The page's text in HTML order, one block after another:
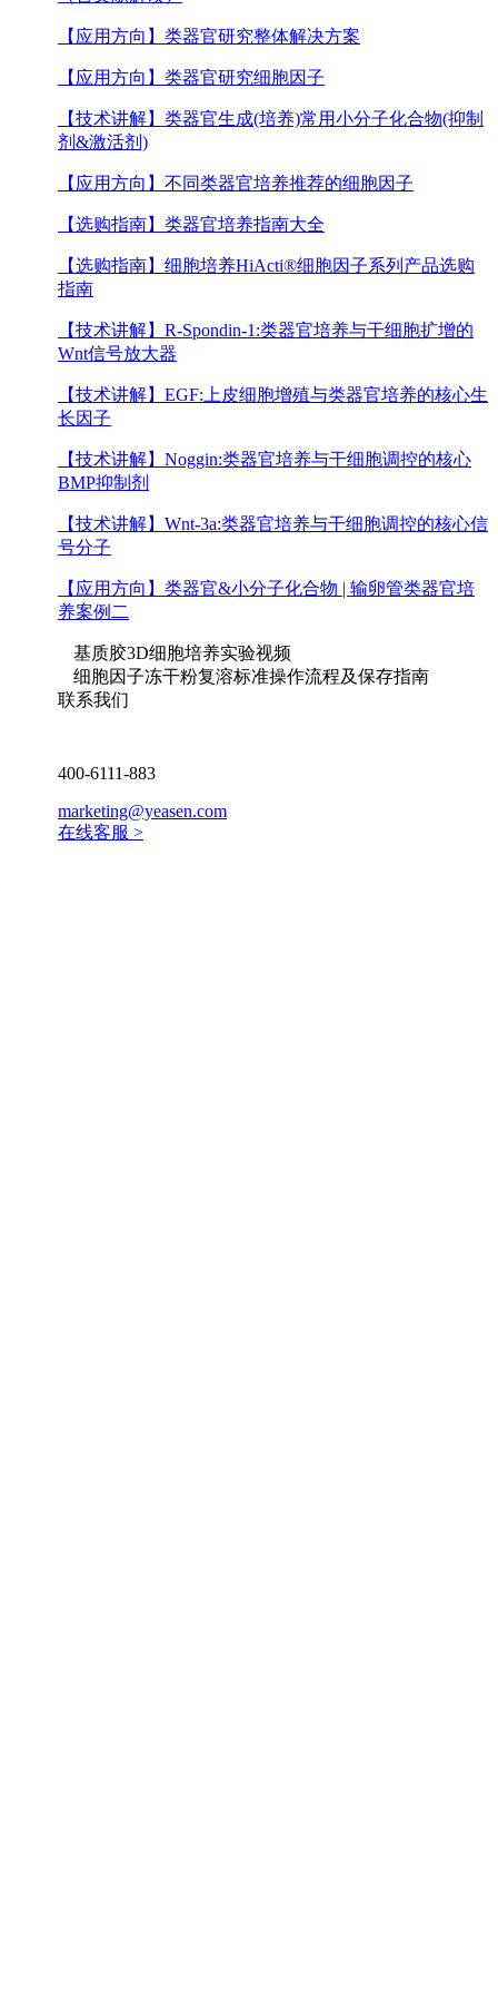
【应用方向】 类器官研究整体解决方案
【应用方向】 类器官研究细胞因子
【技术讲解】 类器官生成(培养)常用小分子化合物(抑制
剂&激活剂)
【应用方向】 不同类器官培养推荐的细胞因子
【选购指南】 类器官培养指南大全
【选购指南】 细胞培养HiActi®细胞因子系列产品选购
指南
【技术讲解】 R-Spondin-1:类器官培养与干细胞扩增的
Wnt信号放大器
【技术讲解】 EGF:上皮细胞增殖与类器官培养的核心生
长因子
【技术讲解】 Noggin:类器官培养与干细胞调控的核心
BMP抑制剂
【技术讲解】 Wnt-3a:类器官培养与干细胞调控的核心信
号分子
【应用方向】 类器官&小分子化合物 | 输卵管类器官培
养案例二
基质胶3D细胞培养实验视频
细胞因子冻干粉复溶标准操作流程及保存指南
联系我们
400-6111-883
marketing@yeasen.com
在线客服 >